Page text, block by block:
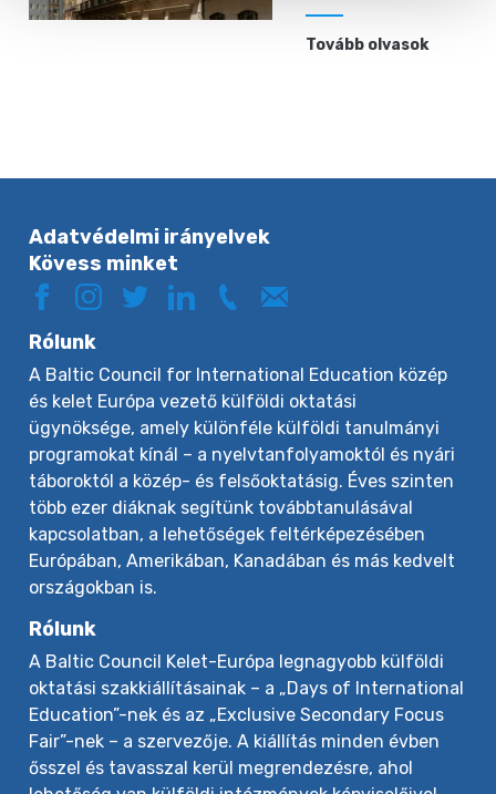
Tovább olvasok
Adatvédelmi irányelvek
Kövess minket
Rólunk
A Baltic Council for International Education közép
és kelet Európa vezető külföldi oktatási
ügynöksége, amely különféle külföldi tanulmányi
programokat kínál – a nyelvtanfolyamoktól és nyári
táboroktól a közép- és felsőoktatásig. Éves szinten
több ezer diáknak segítünk továbbtanulásával
kapcsolatban, a lehetőségek feltérképezésében
Európában, Amerikában, Kanadában és más kedvelt
országokban is.
Rólunk
A Baltic Council Kelet-Európa legnagyobb külföldi
oktatási szakkiállításainak – a „Days of International
Education”-nek és az „Exclusive Secondary Focus
Fair”-nek – a szervezője. A kiállítás minden évben
ősszel és tavasszal kerül megrendezésre, ahol